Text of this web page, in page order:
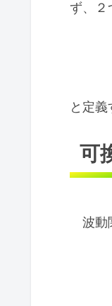
ず、２
と定義
可
波動